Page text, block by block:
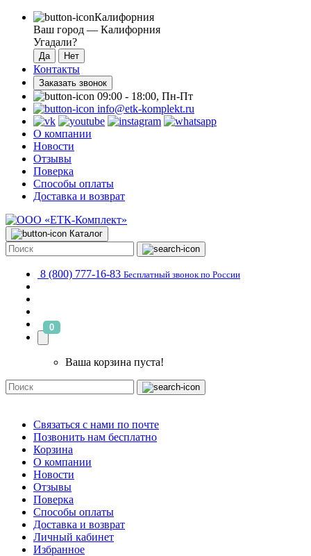
Калифорния
Ваш город — Калифорния
Угадали?
Контакты
Заказать звонок
09:00 - 18:00, Пн-Пт
info@etk-komplekt.ru
О компании
Новости
Отзывы
Поверка
Способы оплаты
Доставка и возврат
Каталог
8 (800) 777-16-83 Бесплатный звонок по России
0
Ваша корзина пуста!
Связаться с нами по почте
Позвонить нам бесплатно
Корзина
О компании
Новости
Отзывы
Поверка
Способы оплаты
Доставка и возврат
Личный кабинет
Избранное